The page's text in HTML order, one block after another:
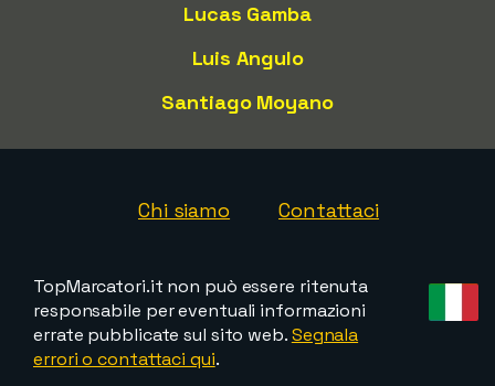
Lucas Gamba
Luis Angulo
Santiago Moyano
Chi siamo Contattaci
TopMarcatori.it non può essere ritenuta
responsabile per eventuali informazioni
errate pubblicate sul sito web.Segnala
errori o contattaci qui.